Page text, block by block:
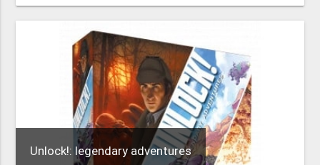
Unlock!: legendary adventures